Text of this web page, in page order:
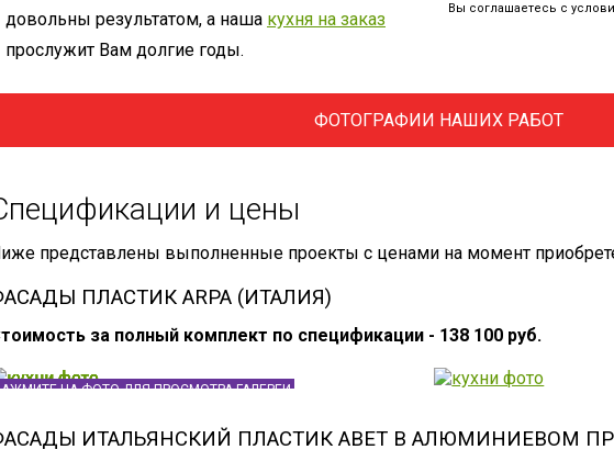
довольны результатом, а наша кухня на заказ
прослужит Вам долгие годы.
Вы соглашаетесь с
ФОТОГРАФИИ НАШИХ РАБОТ
и цены
представлены выполненные проекты с ценами на момент
ПЛАСТИК ARPA (ИТАЛИЯ)
за полный комплект по спецификации - 138 100 руб.
НА ФОТО ДЛЯ ПРОСМОТРА ГАЛЕРЕИ
ИТАЛЬЯНСКИЙ ПЛАСТИК ABET В АЛЮМИНИЕВОМ